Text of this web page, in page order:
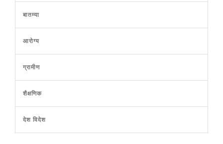
बातम्या
आरोग्य
ग्रामीण
शैक्षणिक
देश विदेश